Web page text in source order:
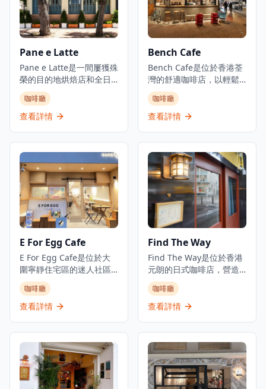
Pane e Latte
Pane e Latte是一間屢獲殊
榮的目的地烘焙店和全日
餐廳，位於赤柱海岸。這
間由Pirata Group經營的
優雅意式咖啡廳，設計感
末人潮。從日出到日落，
他們提供坐下式早餐、午
餐和晚餐，專門提供新鮮
烘焙的意大利食品和海濱
用餐體驗。餐廳作為沉浸
式烘焙概念經營，名稱喚
起意大利語中的「麵包和
咖啡廳
查看詳情
Bench Cafe
Bench Cafe是位於香港荃
灣的舒適咖啡店，以輕鬆
的「長椅休憩時光」概念
而聞名。這間咖啡店是寵
物友善的場所，同時也是
和咖啡愛好者。擁有溫馨
的氛圍，非常適合休閒聚
會和咖啡休息時光，
Bench Cafe在荃灣中心地
帶提供舒適的用餐體驗，
以西式料理和優質咖啡為
特色，營造悠閒的環境。
咖啡廳
查看詳情
E For Egg Cafe
E For Egg Cafe是位於大
圍寧靜住宅區的迷人社區
咖啡廳，提供舒適的用餐
體驗，主打創意雞蛋料理
和西式美食。這間寵物友
點的熱門目的地。咖啡廳
以創新菜單聞名，包括金
沙軟殼蟹三文魚籽海鮮等
特色菜品和各式雞蛋料
咖啡廳
查看詳情
Find The Way
Find The Way是位於香港
元朗的日式咖啡店，營造
出真正的昭和年代日本喫
茶店氛圍，讓顧客彷彿瞬
間穿越到日本。店內採用
環境寧靜舒適。Find The
Way提供多樣化菜單，招
牌菜式包括焦糖雞蛋布
丁、楓糖漿鬆餅、藍橙梳
咖啡廳
查看詳情